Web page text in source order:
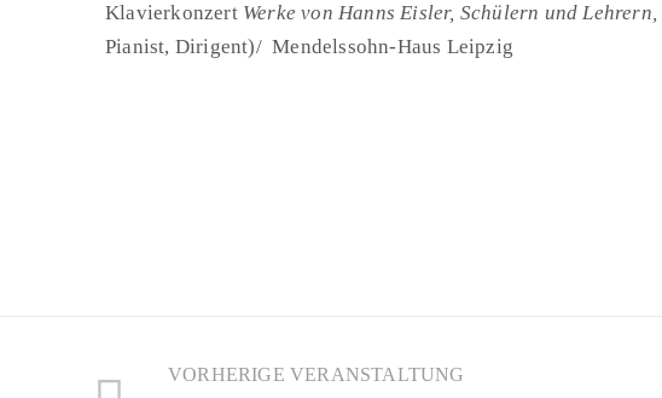
Klavierkonzert Werke von Hanns Eisler, Schülern und Lehrern,
Pianist, Dirigent)/ Mendelssohn-Haus Leipzig
VORHERIGE VERANSTALTUNG